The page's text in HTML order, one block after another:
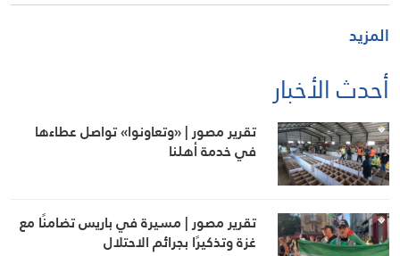
المزيد
أحدث الأخبار
تقرير مصور | «وتعاونوا» تواصل عطاءها
في خدمة أهلنا
تقرير مصور | مسيرة في باريس تضامنًا مع
غزة وتذكيرًا بجرائم الاحتلال